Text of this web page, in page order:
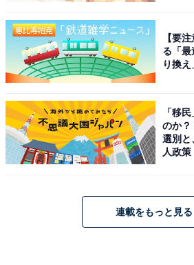
「炙りのどぐろ」（税込110円）
【要
る「
り換
「移
のか？
選別と
人政策
連載をもっと見る